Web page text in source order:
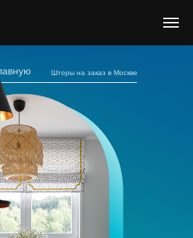
Шторы на заказ в Москве